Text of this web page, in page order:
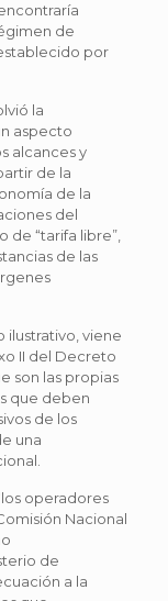
de
por
la
aspecto
alcances y
de la
de la
del
“tarifa libre”,
de las
ilustrativo, viene
II del Decreto
son las propias
que deben
de los
una
operadores
Nacional
de
a la